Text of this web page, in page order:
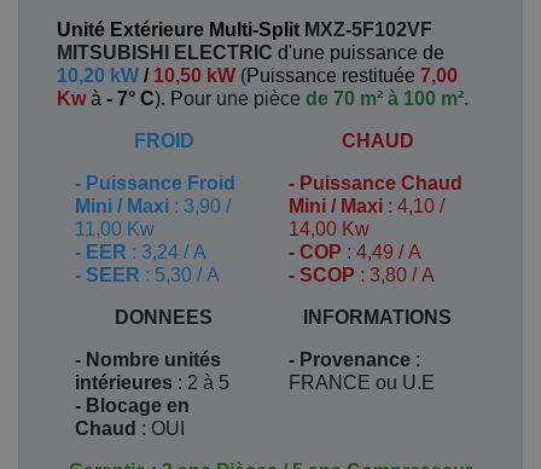
Unité Extérieure Multi-Split MXZ-5F102VF
MITSUBISHI ELECTRIC d'une puissance de
10,20 kW / 10,50 kW (Puissance restituée 7,00
Kwà - 7° C). Pour une pièce de 70 m² à 100 m².
FROID
- Puissance Froid
Mini / Maxi : 3,90 /
11,00 Kw
- EER : 3,24 / A
- SEER : 5,30 / A
CHAUD
- Puissance Chaud
Mini / Maxi : 4,10 /
14,00 Kw
- COP : 4,49 / A
- SCOP : 3,80 / A
DONNEES
- Nombre unités
intérieures : 2 à 5
- Blocage en
Chaud : OUI
INFORMATIONS
- Provenance :
FRANCE ou U.E